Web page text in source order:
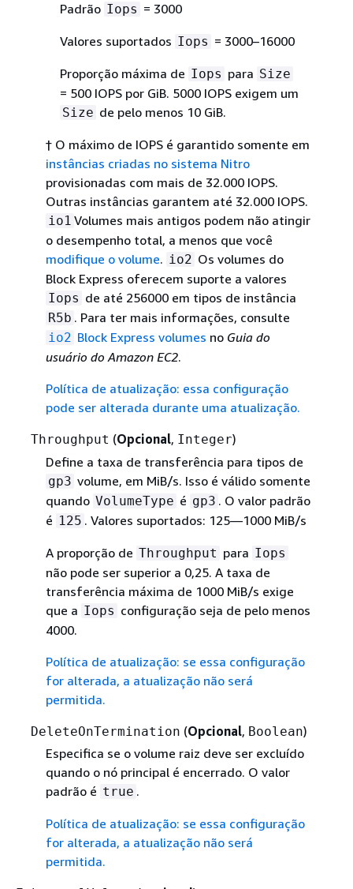
Padrão Iops = 3000
Valores suportados Iops = 3000–16000
Proporção máxima de Iops para Size
= 500 IOPS por GiB. 5000 IOPS exigem um
Size de pelo menos 10 GiB.
† O máximo de IOPS é garantido somente em
instâncias criadas no sistema Nitro
provisionadas com mais de 32.000 IOPS.
Outras instâncias garantem até 32.000 IOPS.
io1 Volumes mais antigos podem não atingir
o desempenho total, a menos que você
modifique o volume. io2 Os volumes do
Block Express oferecem suporte a valores
Iops de até 256000 em tipos de instância
R5b . Para ter mais informações, consulte
io2 Block Express volumes no Guia do
usuário do Amazon EC2.
Política de atualização: essa configuração
pode ser alterada durante uma atualização.
Throughput (Opcional, Integer)
Define a taxa de transferência para tipos de
gp3 volume, em MiB/s. Isso é válido somente
quando VolumeType é gp3 . O valor padrão
é 125 . Valores suportados: 125—1000 MiB/s
A proporção de Throughput para Iops
não pode ser superior a 0,25. A taxa de
transferência máxima de 1000 MiB/s exige
que a Iops configuração seja de pelo menos
4000.
Política de atualização: se essa configuração
for alterada, a atualização não será
permitida.
DeleteOnTermination (Opcional, Boolean)
Especifica se o volume raiz deve ser excluído
quando o nó principal é encerrado. O valor
padrão é true .
Política de atualização: se essa configuração
for alterada, a atualização não será
permitida.